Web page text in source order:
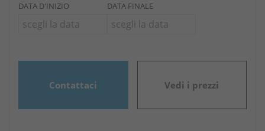
DATA D'INIZIO DATA FINALE
Contattaci Vedi i prezzi